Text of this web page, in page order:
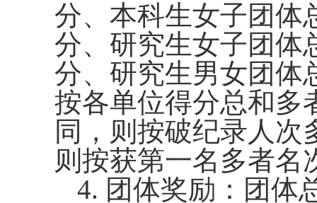
分、本科生女子团体
分、研究生女子团体
分、研究生男女团体
按各单位得分总和多
同，则按破纪录人次
则按获第一名多者名
4. 团体奖励：团体